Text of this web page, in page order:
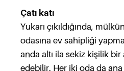
Çatı katı
Yukarı çıkıldığında,
odasına ev sahipliği
anda altı ila sekiz kişilik
edebilir. Her iki oda da ana